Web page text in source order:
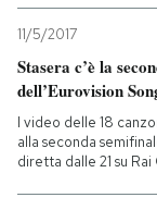
11/5/2017
Stasera c’è la
dell’Eurovision
I video delle 18
alla seconda
diretta dalle 21 su